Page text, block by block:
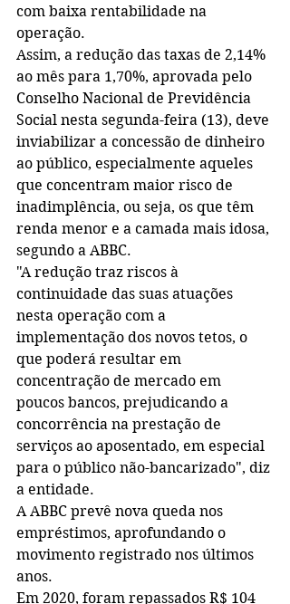
com baixa rentabilidade na
operação.
Assim, a redução das taxas de 2,14%
ao mês para 1,70%, aprovada pelo
Conselho Nacional de Previdência
Social nesta segunda-feira (13), deve
inviabilizar a concessão de dinheiro
ao público, especialmente aqueles
que concentram maior risco de
inadimplência, ou seja, os que têm
renda menor e a camada mais idosa,
segundo a ABBC.
"A redução traz riscos à
continuidade das suas atuações
nesta operação com a
implementação dos novos tetos, o
que poderá resultar em
concentração de mercado em
poucos bancos, prejudicando a
concorrência na prestação de
serviços ao aposentado, em especial
para o público não-bancarizado", diz
a entidade.
A ABBC prevê nova queda nos
empréstimos, aprofundando o
movimento registrado nos últimos
anos.
Em 2020, foram repassados R$ 104